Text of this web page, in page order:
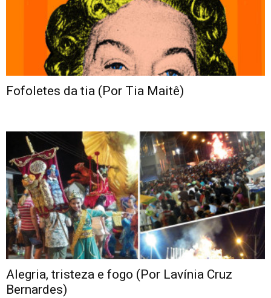
Fofoletes da tia (Por Tia Maitê)
Alegria, tristeza e fogo (Por Lavínia Cruz
Bernardes)